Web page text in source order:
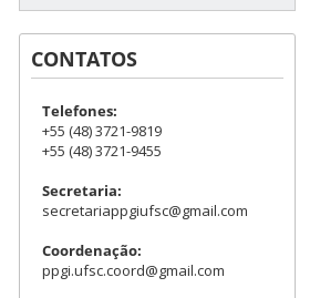
CONTATOS
Telefones:
+55 (48) 3721-9819
+55 (48) 3721-9455
Secretaria:
secretariappgiufsc@gmail.com
Coordenação:
ppgi.ufsc.coord@gmail.com